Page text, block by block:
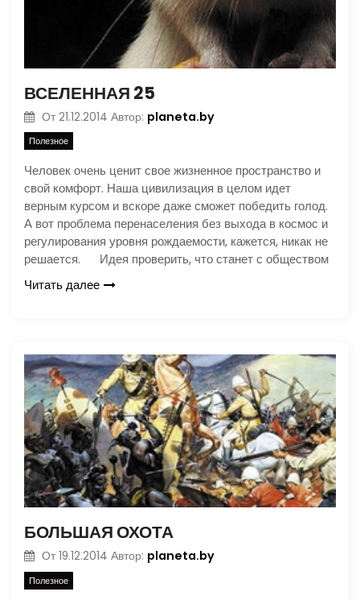
ВСЕЛЕННАЯ 25
От 21.12.2014 Автор: planeta.by
Полезное
Человек очень ценит свое жизненное пространство и
свой комфорт. Наша цивилизация в целом идет
верным курсом и вскоре даже сможет победить голод.
А вот проблема перенаселения без выхода в космос и
регулирования уровня рождаемости, кажется, никак не
решается. Идея проверить, что станет с обществом
Читать далее
БОЛЬШАЯ ОХОТА
От 19.12.2014 Автор: planeta.by
Полезное